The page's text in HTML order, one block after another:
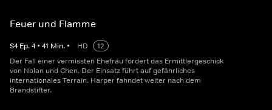
Feuer und Flamme
S4 Ep.4 • 41 Min. • HD
12
Der Fall einer vermissten Ehefrau fordert das Ermittlergeschick
von Nolan und Chen. Der Einsatz führt auf gefährliches
internationales Terrain. Harper fahndet weiter nach dem
Brandstifter.